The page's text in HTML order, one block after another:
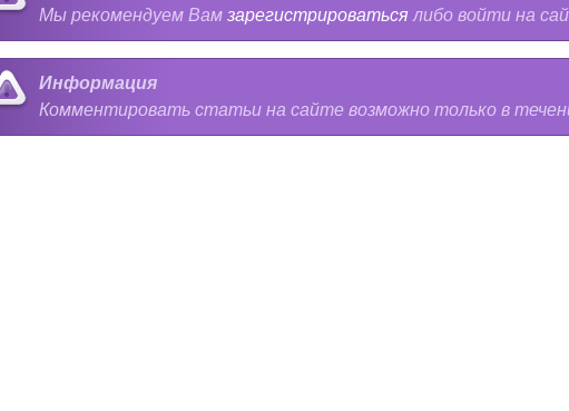
Мы рекомендуем Вам зарегистрироваться либо войти на
Информация
Комментировать статьи на сайте возможно только в